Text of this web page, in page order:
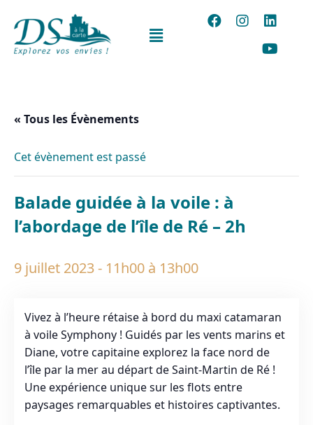
« Tous les Évènements
Cet évènement est passé
Balade guidée à la voile : à
l’abordage de l’île de Ré – 2h
9 juillet 2023 - 11h00 à 13h00
Vivez à l’heure rétaise à bord du maxi catamaran
à voile Symphony ! Guidés par les vents marins et
Diane, votre capitaine explorez la face nord de
l’île par la mer au départ de Saint-Martin de Ré !
Une expérience unique sur les flots entre
paysages remarquables et histoires captivantes.